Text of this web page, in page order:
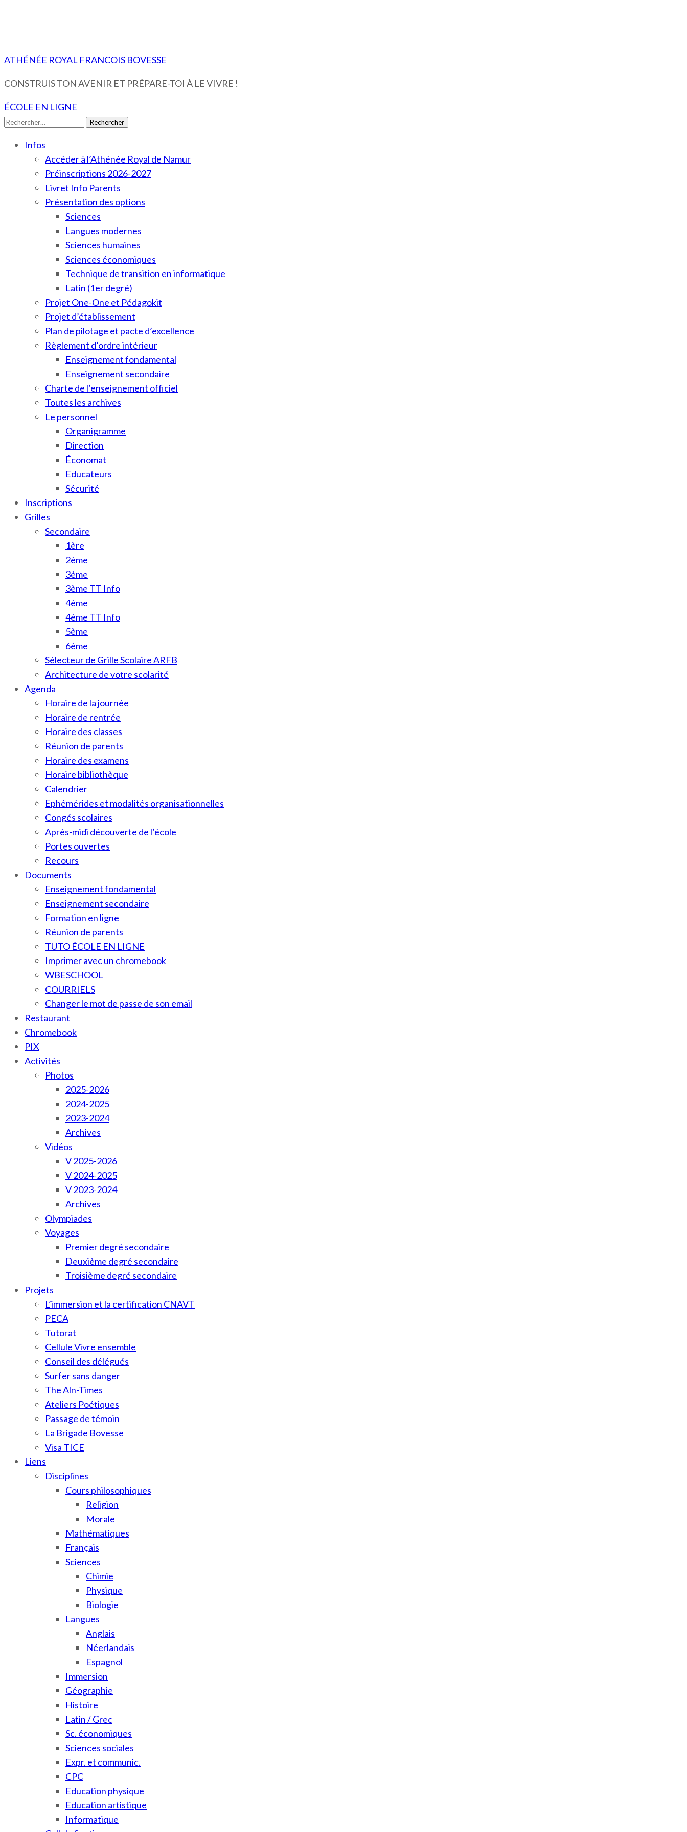
ATHÉNÉE ROYAL FRANCOIS BOVESSE
CONSTRUIS TON AVENIR ET PRÉPARE-TOI À LE VIVRE !
ÉCOLE EN LIGNE
Rechercher :
Infos
Accéder à l’Athénée Royal de Namur
Préinscriptions 2026-2027
Livret Info Parents
Présentation des options
Sciences
Langues modernes
Sciences humaines
Sciences économiques
Technique de transition en informatique
Latin (1er degré)
Projet One-One et Pédagokit
Projet d’établissement
Plan de pilotage et pacte d’excellence
Règlement d’ordre intérieur
Enseignement fondamental
Enseignement secondaire
Charte de l’enseignement officiel
Toutes les archives
Le personnel
Organigramme
Direction
Économat
Educateurs
Sécurité
Inscriptions
Grilles
Secondaire
1ère
2ème
3ème
3ème TT Info
4ème
4ème TT Info
5ème
6ème
Sélecteur de Grille Scolaire ARFB
Architecture de votre scolarité
Agenda
Horaire de la journée
Horaire de rentrée
Horaire des classes
Réunion de parents
Horaire des examens
Horaire bibliothèque
Calendrier
Ephémérides et modalités organisationnelles
Congés scolaires
Après-midi découverte de l’école
Portes ouvertes
Recours
Documents
Enseignement fondamental
Enseignement secondaire
Formation en ligne
Réunion de parents
TUTO ÉCOLE EN LIGNE
Imprimer avec un chromebook
WBESCHOOL
COURRIELS
Changer le mot de passe de son email
Restaurant
Chromebook
PIX
Activités
Photos
2025-2026
2024-2025
2023-2024
Archives
Vidéos
V 2025-2026
V 2024-2025
V 2023-2024
Archives
Olympiades
Voyages
Premier degré secondaire
Deuxième degré secondaire
Troisième degré secondaire
Projets
L’immersion et la certification CNAVT
PECA
Tutorat
Cellule Vivre ensemble
Conseil des délégués
Surfer sans danger
The Aln-Times
Ateliers Poétiques
Passage de témoin
La Brigade Bovesse
Visa TICE
Liens
Disciplines
Cours philosophiques
Religion
Morale
Mathématiques
Français
Sciences
Chimie
Physique
Biologie
Langues
Anglais
Néerlandais
Espagnol
Immersion
Géographie
Histoire
Latin / Grec
Sc. économiques
Sciences sociales
Expr. et communic.
CPC
Education physique
Education artistique
Informatique